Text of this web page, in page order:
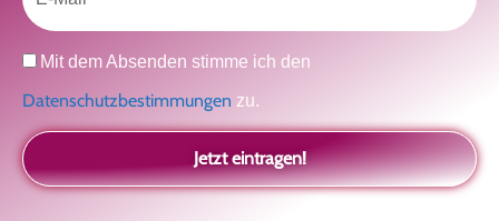
Like uns auf Facebook
Datenschutz
Mit dem Absenden stimme ich den
Datenschutzbestimmungen zu.
Jetzt eintragen!